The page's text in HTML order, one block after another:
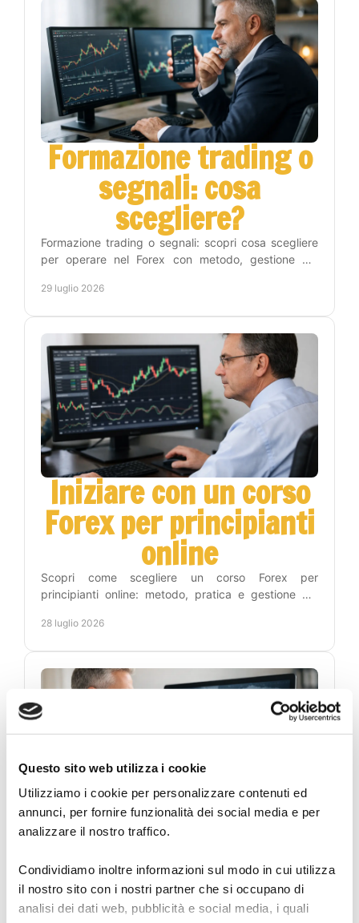
Questo sito web utilizza i cookie
Utilizziamo i cookie per personalizzare contenuti ed
annunci, per fornire funzionalità dei social media e per
analizzare il nostro traffico.
Condividiamo inoltre informazioni sul modo in cui utilizza
il nostro sito con i nostri partner che si occupano di
analisi dei dati web, pubblicità e social media, i quali
Formazione trading o
segnali: cosa
scegliere?
Formazione trading o segnali: scopri cosa scegliere
per operare nel Forex con metodo, gestione del
29 luglio 2026
Iniziare con un corso
Forex per principianti
online
Scopri come scegliere un corso Forex per
principianti online: metodo, pratica e gestione del
ogni giorno.
28 luglio 2026
Academy del Dott.
Carosi per studiare il
Forex
Scopri l’academy del dott. Carosi: segnali Forex,